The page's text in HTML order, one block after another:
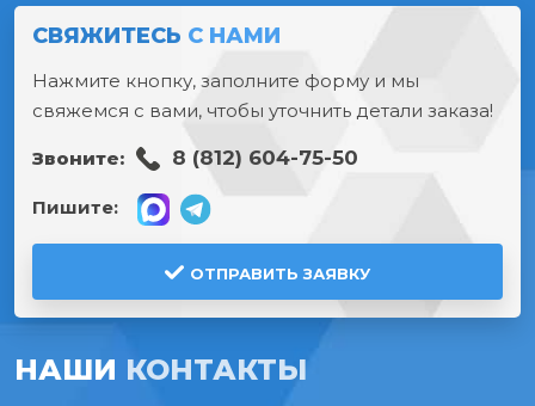
СВЯЖИТЕСЬ С НАМИ
Нажмите кнопку, заполните форму и мы
свяжемся с вами, чтобы уточнить детали заказа!
Звоните: 8 (812) 604-75-50
Пишите:
ОТПРАВИТЬ ЗАЯВКУ
НАШИ КОНТАКТЫ